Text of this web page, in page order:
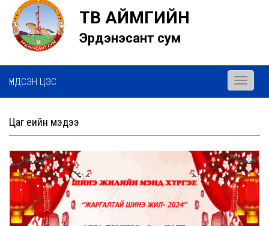
ТӨВ АЙМГИЙН
Эрдэнэсант сум
ҮНДСЭН ЦЭС
Toggle
Цаг үеийн мэдээ